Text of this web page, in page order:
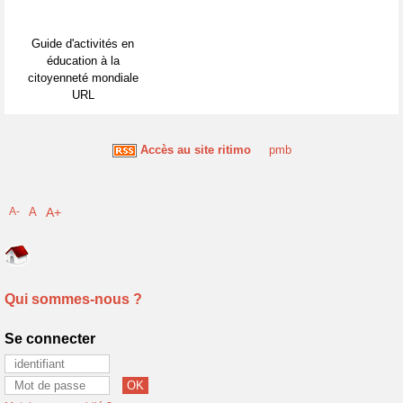
Guide d'activités en
éducation à la
citoyenneté mondiale
URL
Accès au site ritimo pmb
A- A A+
Qui sommes-nous ?
Se connecter